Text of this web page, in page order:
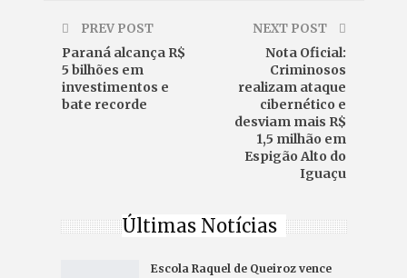
PREV POST
Paraná alcança R$
5 bilhões em
investimentos e
bate recorde
NEXT POST
Nota Oficial:
Criminosos
realizam ataque
cibernético e
desviam mais R$
1,5 milhão em
Espigão Alto do
Iguaçu
Últimas Notícias
Escola Raquel de Queiroz vence